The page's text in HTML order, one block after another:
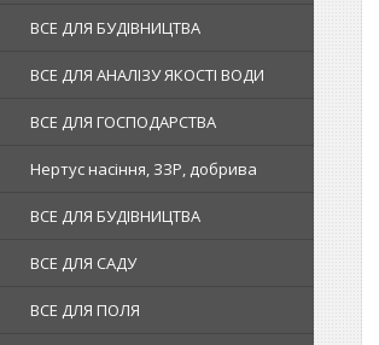
ВСЕ ДЛЯ БУДІВНИЦТВА
ВСЕ ДЛЯ АНАЛІЗУ ЯКОСТІ ВОДИ
ВСЕ ДЛЯ ГОСПОДАРСТВА
Нертус насіння, ЗЗР, добрива
ВСЕ ДЛЯ БУДІВНИЦТВА
ВСЕ ДЛЯ САДУ
ВСЕ ДЛЯ ПОЛЯ